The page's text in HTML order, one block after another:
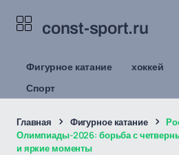
const-sport.ru
Фигурное катание хоккей
Спорт
Главная Фигурное катание
Олимпиады-2026: борьба с
и яркие моменты